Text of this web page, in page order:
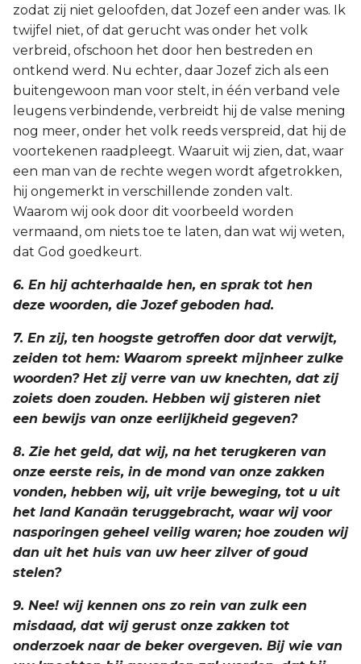
zodat zij niet geloofden, dat Jozef een ander was. Ik
twijfel niet, of dat gerucht was onder het volk
verbreid, ofschoon het door hen bestreden en
ontkend werd. Nu echter, daar Jozef zich als een
buitengewoon man voor stelt, in één verband vele
leugens verbindende, verbreidt hij de valse mening
nog meer, onder het volk reeds verspreid, dat hij de
voortekenen raadpleegt. Waaruit wij zien, dat, waar
een man van de rechte wegen wordt afgetrokken,
hij ongemerkt in verschillende zonden valt.
Waarom wij ook door dit voorbeeld worden
vermaand, om niets toe te laten, dan wat wij weten,
dat God goedkeurt.
6. En hij achterhaalde hen, en sprak tot hen
deze woorden, die Jozef geboden had.
7. En zij, ten hoogste getroffen door dat verwijt,
zeiden tot hem: Waarom spreekt mijnheer zulke
woorden? Het zij verre van uw knechten, dat zij
zoiets doen zouden. Hebben wij gisteren niet
een bewijs van onze eerlijkheid gegeven?
8. Zie het geld, dat wij, na het terugkeren van
onze eerste reis, in de mond van onze zakken
vonden, hebben wij, uit vrije beweging, tot u uit
het land Kanaän teruggebracht, waar wij voor
nasporingen geheel veilig waren; hoe zouden wij
dan uit het huis van uw heer zilver of goud
stelen?
9. Nee! wij kennen ons zo rein van zulk een
misdaad, dat wij gerust onze zakken tot
onderzoek naar de beker overgeven. Bij wie van